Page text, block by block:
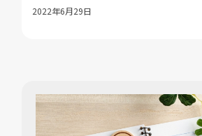
2022年6月29日